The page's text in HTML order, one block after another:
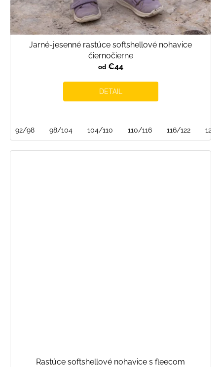
Jarné-jesenné rastúce softshellové nohavice
čiernočierne
od€44
DETAIL
92/98 98/104 104/110 110/116 116/122 122/
Rastúce softshellové nohavice s fleecom